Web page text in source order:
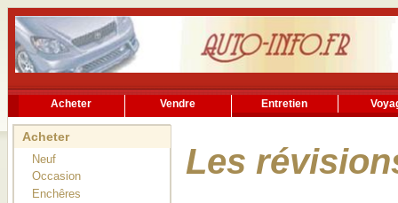
Acheter Vendre Entretien
Acheter
Neuf
Occasion
Enchêres
Les